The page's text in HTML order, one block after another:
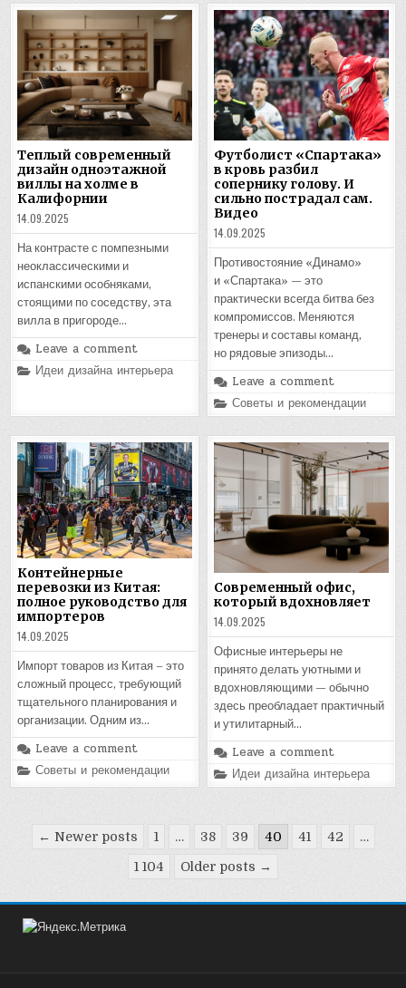
Теплый современный
дизайн одноэтажной
виллы на холме в
Калифорнии
14.09.2025
На контрасте с помпезными
неоклассическими и
испанскими особняками,
стоящими по соседству, эта
вилла в пригороде…
Leave a comment
Posted
in
Идеи дизайна интерьера
Футболист «Спартака»
в кровь разбил
сопернику голову. И
сильно пострадал сам.
Видео
14.09.2025
Противостояние «Динамо»
и «Спартака» — это
практически всегда битва без
компромиссов. Меняются
тренеры и составы команд,
но рядовые эпизоды…
Leave a comment
Posted
in
Советы и рекомендации
Контейнерные
перевозки из Китая:
полное руководство для
импортеров
14.09.2025
Импорт товаров из Китая – это
сложный процесс, требующий
тщательного планирования и
организации. Одним из…
Leave a comment
Posted
Советы и рекомендации
Современный офис,
который вдохновляет
14.09.2025
Офисные интерьеры не
принято делать уютными и
вдохновляющими — обычно
здесь преобладает практичный
и утилитарный…
Leave a comment
Posted
in
Идеи дизайна интерьера
Пагинация
← Newer posts 1 … 38 39 40 41 42 …
1 104 Older posts →